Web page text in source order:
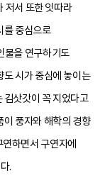
저서 또한 잇따라
를 중심으로
물을 연구하기도
도 시가 중심에 놓이는
김삿갓이 꼭 지었다고
이 풍자와 해학의 경향
하면서 구연자에
.